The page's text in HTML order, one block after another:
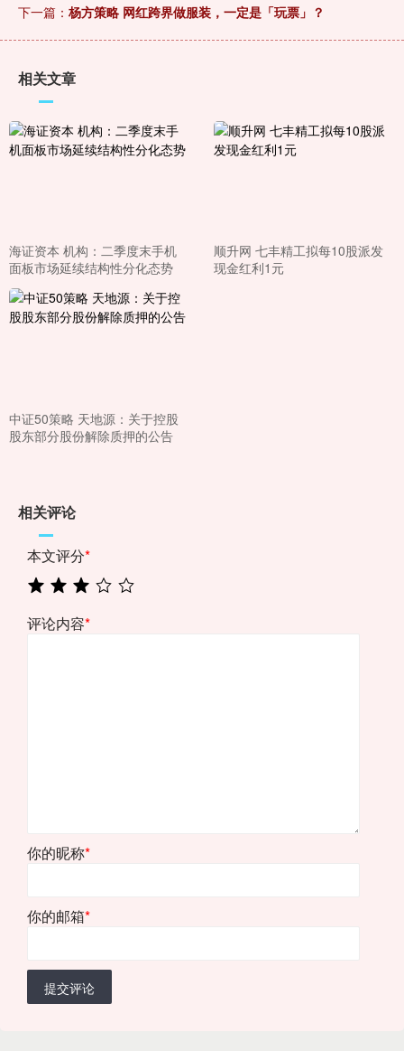
下一篇： 杨方策略 网红跨界做服装，一定是「玩票」？
相关文章
海证资本 机构：二季度末手机
面板市场延续结构性分化态势
顺升网 七丰精工拟每10股派发
现金红利1元
中证50策略 天地源：关于控股
股东部分股份解除质押的公告
相关评论
本文评分*
评论内容*
你的昵称*
你的邮箱*
提交评论